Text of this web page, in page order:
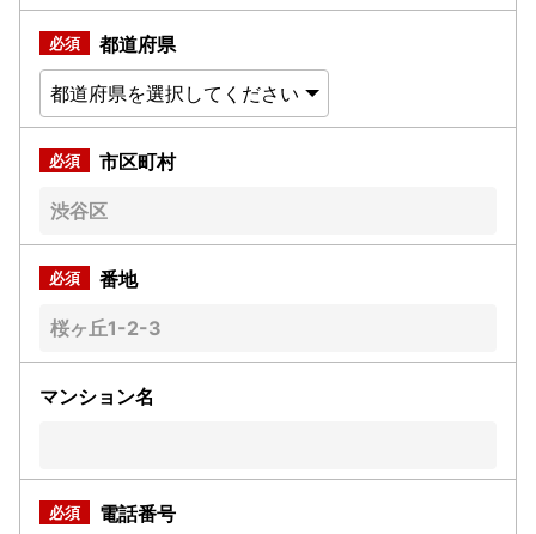
都道府県
市区町村
番地
マンション名
電話番号